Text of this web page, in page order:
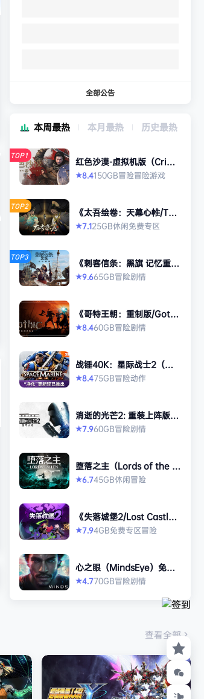
全部公告
本周最热 本月最热 历史最热
TOP1
红色沙漠-虚拟机版（Crims
on Desert HYPERVISO
R）免安装中文版
★8.4150GB冒险冒险游戏
TOP2
《太吾绘卷：天幕心帷/The
Scroll of Taiwu : Beyond
The Dom》免安装中文版
★7.125GB休闲免费专区
TOP3
《刺客信条：黑旗 记忆重
置-虚拟机版/Assassin’s Cr
eed Black Flag Resynced
★9.665GB冒险剧情
《哥特王朝：重制版/Gothi
c 1 Remake》免安装中文
版
★8.460GB冒险剧情
战锤40K：星际战士2（Wa
rhammer 40,000: Space
Marine 2）免安装中文版
★8.475GB冒险动作
消逝的光芒2: 重装上阵版
（Dying Light 2 Stay Hu
man: Reloaded Edition）
★7.960GB冒险剧情
堕落之主（Lords of the F
allen）免安装中文版
★6.745GB休闲冒险
《失落城堡2/Lost Castle
2》免安装中文版
★7.94GB免费专区冒险
心之眼（MindsEye）免安
装中文版
★4.770GB冒险剧情
查看全部